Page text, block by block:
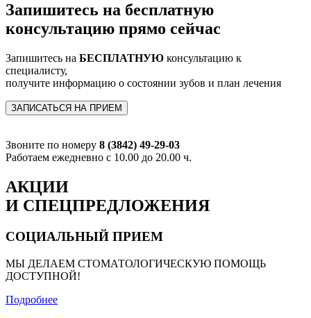
Запишитесь на бесплатную
консультацию прямо сейчас
Запишитесь на БЕСПЛАТНУЮ консультацию к
специалисту,
получите информацию о состоянии зубов и план лечения
ЗАПИСАТЬСЯ НА ПРИЕМ
Звоните по номеру 8 (3842) 49-29-03
Работаем ежедневно с 10.00 до 20.00 ч.
АКЦИИ
И СПЕЦПРЕДЛОЖЕНИЯ
СОЦИАЛЬНЫЙ ПРИЕМ
МЫ ДЕЛАЕМ СТОМАТОЛОГИЧЕСКУЮ ПОМОЩЬ
ДОСТУПНОЙ!
Подробнее